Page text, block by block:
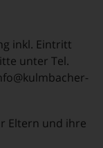
inkl. Eintritt
unter Tel.
Eltern und ihre